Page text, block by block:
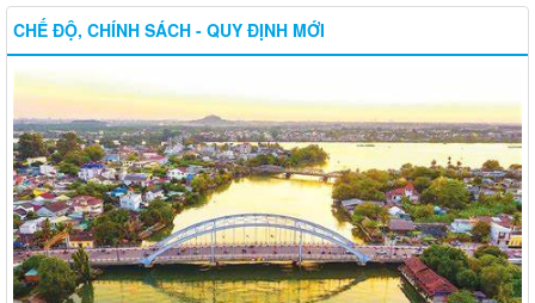
CHẾ ĐỘ, CHÍNH SÁCH - QUY ĐỊNH MỚI